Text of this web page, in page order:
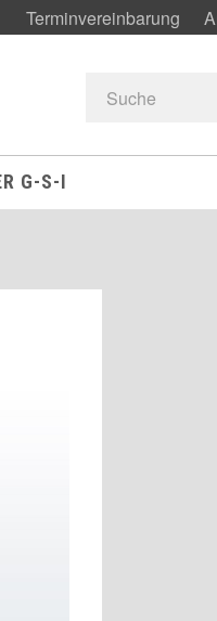
Terminvereinbarung
G-S-I